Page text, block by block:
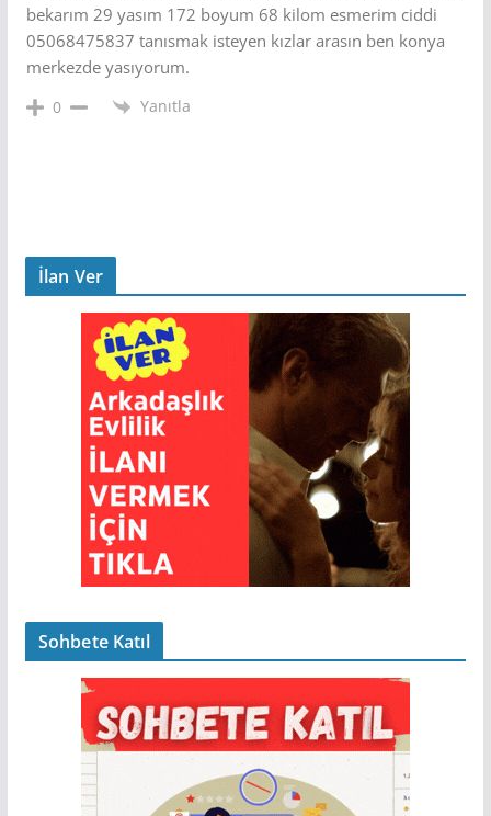
bekarım 29 yasım 172 boyum 68 kilom esmerim ciddi
05068475837 tanısmak isteyen kızlar arasın ben konya
merkezde yasıyorum.
0 Yanıtla
İlan Ver
Sohbete Katıl